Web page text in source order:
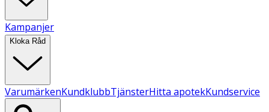
Kampanjer
Kloka Råd
VarumärkenKundklubbTjänsterHitta apotekKundservice